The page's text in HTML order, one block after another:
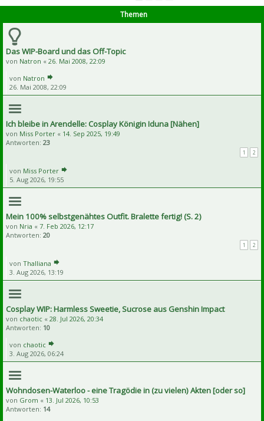
Themen
Das WIP-Board und das Off-Topic
von Natron « 26. Mai 2008, 22:09
von Natron
26. Mai 2008, 22:09
Ich bleibe in Arendelle: Cosplay Königin Iduna [Nähen]
von Miss Porter « 14. Sep 2025, 19:49
Antworten: 23
1 2
von Miss Porter
5. Aug 2026, 19:55
Mein 100% selbstgenähtes Outfit. Bralette fertig! (S. 2)
von Nria « 7. Feb 2026, 12:17
Antworten: 20
1 2
von Thalliana
3. Aug 2026, 13:19
Cosplay WIP: Harmless Sweetie, Sucrose aus Genshin Impact
von chaotic « 28. Jul 2026, 20:34
Antworten: 10
von chaotic
3. Aug 2026, 06:24
Wohndosen-Waterloo - eine Tragödie in (zu vielen) Akten [oder so]
von Grom « 13. Jul 2026, 10:53
Antworten: 14